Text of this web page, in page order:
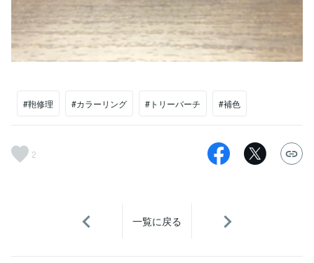
#鞄修理 #カラーリング #トリーバーチ #補色
2
一覧に戻る